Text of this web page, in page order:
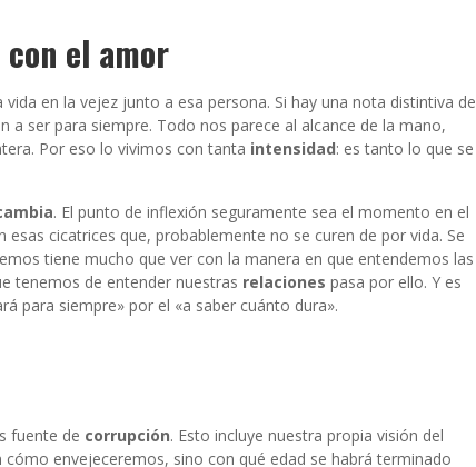
el amor
en la vejez junto a esa persona. Si hay una nota distintiva de
a ser para siempre. Todo nos parece al alcance de la mano,
Por eso lo vivimos con tanta intensidad: es tanto lo que se
. El punto de inflexión seguramente sea el momento en el
cicatrices que, probablemente no se curen de por vida. Se
tiene mucho que ver con la manera en que entendemos las
tenemos de entender nuestras relaciones pasa por ello. Y es
para siempre» por el «a saber cuánto dura».
fuente de corrupción. Esto incluye nuestra propia visión del
envejeceremos, sino con qué edad se habrá terminado